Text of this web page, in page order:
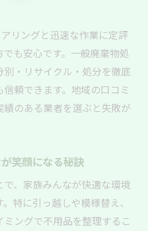
アリングと迅速な作業に定評
も安心です。一般廃棄物処
・リサイクル・処分を徹底
頼できます。地域の口コミ
のある業者を選ぶと失敗が
笑顔になる秘訣
、家族みんなが快適な環境
特に引っ越しや模様替え、
ングで不用品を整理するこ